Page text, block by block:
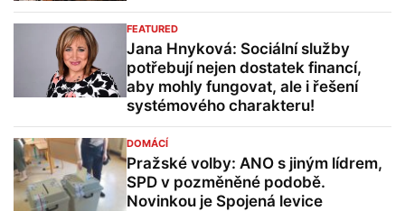
FEATURED
Jana Hnyková: Sociální služby
potřebují nejen dostatek financí,
aby mohly fungovat, ale i řešení
systémového charakteru!
DOMÁCÍ
Pražské volby: ANO s jiným lídrem,
SPD v pozměněné podobě.
Novinkou je Spojená levice